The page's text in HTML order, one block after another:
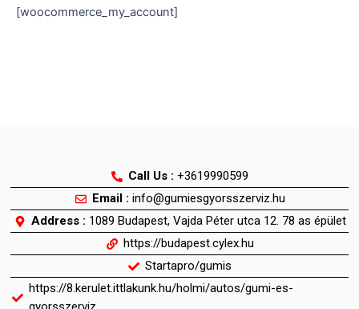
[woocommerce_my_account]
Call Us :+3619990599
Email : info@gumiesgyorsszerviz.hu
Address : 1089 Budapest, Vajda Péter utca 12. 78 as épület
https://budapest.cylex.hu
Startapro/gumis
https://8.kerulet.ittlakunk.hu/holmi/autos/gumi-es-